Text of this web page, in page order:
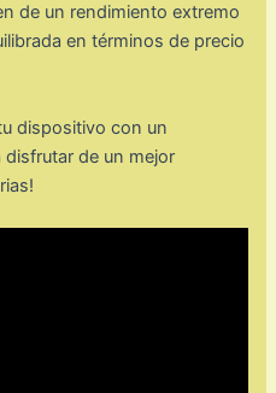
de un rendimiento extremo
en términos de precio
dispositivo con un
de un mejor